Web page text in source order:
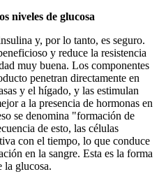
niveles de glucosa
y, por lo tanto, es seguro.
y reduce la resistencia
muy buena. Los componentes
penetran directamente en
y el hígado, y las estimulan
a la presencia de hormonas en
se denomina "formación de
de esto, las células
con el tiempo, lo que conduce
en la sangre. Esta es la forma
la glucosa.